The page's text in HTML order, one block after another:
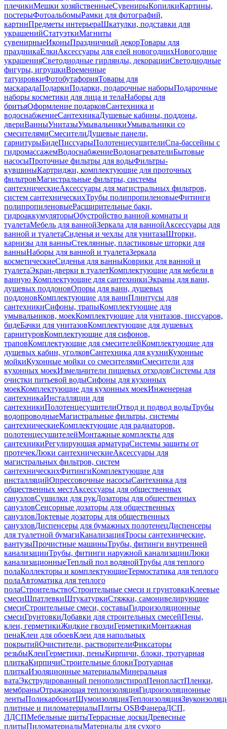
плечикиМешки хозяйственныеСувенирыКопилкиКартины,
постерыФотоальбомыРамки для фотографий,
картинПредметы интерьераШкатулки, подставки для
украшенийСтатуэткиМагниты
сувенирныеИконыПраздничный декорТовары для
праздникаЕлкиАксессуары для елей новогоднихНовогодние
украшенияСветодиодные гирлянды, декорацииСветодиодные
фигуры, игрушкиВременные
татуировкиФотобутафорияТовары для
маскарадаПодаркиПодарки, подарочные наборыПодарочные
наборы косметики для лица и телаНаборы для
бритьяОформление подарковСантехника и
водоснабжениеСантехникаДушевые кабины, поддоны,
двериВанныУнитазыУмывальникиУмывальники со
смесителямиСмесителиДушевые панели,
гарнитурыБидеПиссуарыПолотенцесушителиСпа-бассейны с
гидромассажемВодоснабжениеВодонагревателиБытовые
насосыПроточные фильтры для водыФильтры-
кувшиныКартриджи, комплектующие для проточных
фильтровМагистральные фильтры, системы
сантехническиеАксессуары для магистральных фильтров,
систем сантехническихТрубы полипропиленовыеФитинги
полипропиленовыеРасширительные баки,
гидроаккумуляторыОбустройство ванной комнаты и
туалетаМебель для ваннойЗеркала для ваннойАксессуары для
ванной и туалетаСиденья и чехлы для унитазаШторки,
карнизы для ванныСтеклянные, пластиковые шторки для
ванныНаборы для ванной и туалетаЗеркала
косметическиеСиденья для ванныКоврики для ванной и
туалетаЭкран-дверки в туалетКомплектующие для мебели в
ванную Комплектующие для сантехникиЭкраны для ванн,
душевых поддоновОпоры для ванн, душевых
поддоновКомплектующие для ваннПлинтусы для
сантехникиСифоны, трапыКомплектующие для
умывальников, моекКомплектующие для унитазов, писсуаров,
бидеБачки для унитазовКомплектующие для душевых
гарнитуровКомплектующие для сифонов,
траповКомплектующие для смесителейКомплектующие для
душевых кабин, уголковСантехника для кухниКухонные
мойкиКухонные мойки со смесителямиСмесители для
кухонных моекИзмельчители пищевых отходовСистемы для
очистки питьевой водыСифоны для кухонных
моекКомплектующие для кухонных моекИнженерная
сантехникаИнсталляции для
сантехникиПолотенцесушителиОтвод и подвод водыТрубы
водопроводныеМагистральные фильтры, системы
сантехническиеКомплектующие для радиаторов,
полотенцесушителейМонтажные комплекты для
сантехникиРегулирующая арматураСистемы защиты от
протечекЛюки сантехническиеАксессуары для
магистральных фильтров, систем
сантехническихФитингиКомплектующие для
инсталляцийОпрессовочные насосыСантехника для
общественных местАксессуары для общественных
санузловСушилки для рукДозаторы для общественных
санузловСенсорные дозаторы для общественных
санузловЛоктевые дозаторы для общественных
санузловДиспенсеры для бумажных полотенецДиспенсеры
для туалетной бумагиКанализацияТросы сантехнические,
вантузыПрочистные машиныТрубы, фитинги внутренней
канализацииТрубы, фитинги наружной канализацииЛюки
канализационныеТеплый пол водянойТрубы для теплого
полаКоллекторы и комплектующиеТермостатика для теплого
полаАвтоматика для теплого
полаСтроительствоСтроительные смеси и грунтовкиКлеевые
смесиШпатлевкиШтукатуркиСтяжки, самонивелирующие
смесиСтроительные смеси, составыГидроизоляционные
смесиГрунтовкиДобавки для строительных смесейПены,
клеи, герметикиЖидкие гвоздиГерметикиМонтажная
пенаКлеи для обоевКлеи для напольных
покрытийОчистители, растворителиФиксаторы
резьбыКлеиГерметики, пеныКирпичи, блоки, тротуарная
плиткаКирпичиСтроительные блокиТротуарная
плиткаИзоляционные материалыМинеральная
ватаЭкструдированный пенополистиролПенопластПленки,
мембраныОтражающая теплоизоляцияГидроизоляционные
лентыПоликарбонатШумоизоляцияТеплоизоляция
плитные и пиломатериалыПлиты OSBФанераДСП,
ЛДСПМебельные щитыТеррасные доскиДревесные
плитыПиломатериалыМатериалы для сухого